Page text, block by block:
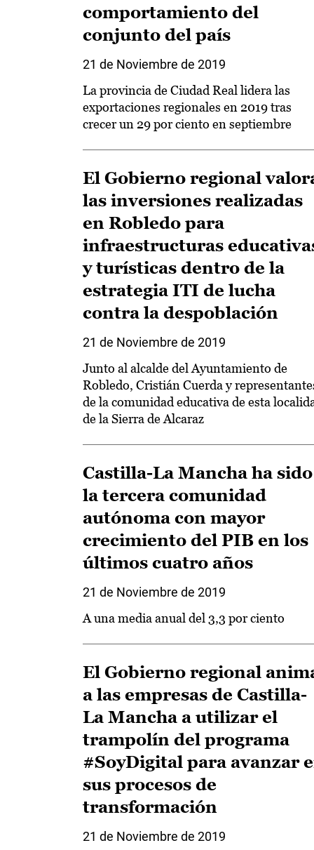
comportamiento del
conjunto del país
21 de Noviembre de 2019
La provincia de Ciudad Real lidera las
exportaciones regionales en 2019 tras
crecer un 29 por ciento en septiembre
El Gobierno regional
las inversiones realizadas
en Robledo para
infraestructuras
y turísticas dentro de la
estrategia ITI de lucha
contra la despoblación
21 de Noviembre de 2019
Junto al alcalde del Ayuntamiento de
Robledo, Cristián Cuerda y
de la comunidad educativa de esta
de la Sierra de Alcaraz
Castilla-La Mancha ha sido
la tercera comunidad
autónoma con mayor
crecimiento del PIB en los
últimos cuatro años
21 de Noviembre de 2019
A una media anual del 3,3 por ciento
El Gobierno regional
a las empresas de Castilla-
La Mancha a utilizar el
trampolín del programa
#SoyDigital para avanzar
sus procesos de
transformación
21 de Noviembre de 2019